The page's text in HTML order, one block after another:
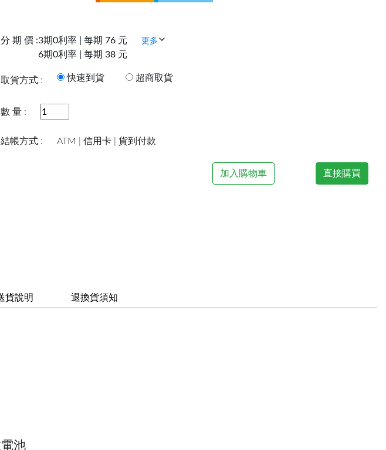
分 期 價 :3期0利率 | 每期 76 元
6期0利率 | 每期 38 元
更多
取貨方式 : 快速到貨 超商取貨
數 量 :
結帳方式 : ATM | 信用卡 | 貨到付款
加入購物車 直接購買
貨說明 退換貨須知
池